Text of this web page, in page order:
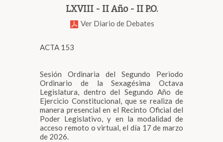
LXVIII - II Año - II P.O.
Ver Diario de Debates
ACTA 153
Sesión Ordinaria del Segundo Periodo
Ordinario de la Sexagésima Octava
Legislatura, dentro del Segundo Año de
Ejercicio Constitucional, que se realiza de
manera presencial en el Recinto Oficial del
Poder Legislativo, y en la modalidad de
acceso remoto o virtual, el día 17 de marzo
de 2026.